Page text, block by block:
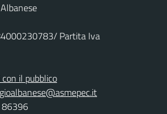
Partita Iva
il pubblico
86396